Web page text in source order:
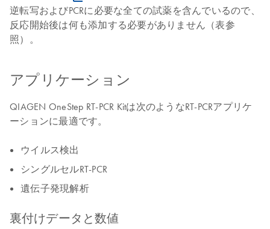
逆転写およびPCRに必要な全ての試薬を含んでいるので、
反応開始後は何も添加する必要がありません（表参
照）。
アプリケーション
QIAGEN OneStep RT-PCR Kitは次のようなRT-PCRアプリケ
ーションに最適です。
ウイルス検出
シングルセルRT-PCR
遺伝子発現解析
裏付けデータと数値